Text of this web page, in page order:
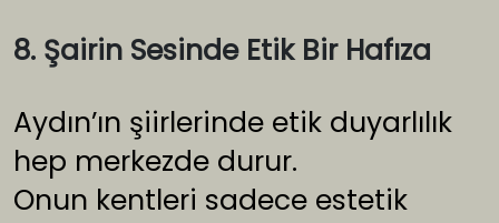
8. Şairin Sesinde Etik Bir Hafıza
Aydın’ın şiirlerinde etik duyarlılık
hep merkezde durur.
Onun kentleri sadece estetik